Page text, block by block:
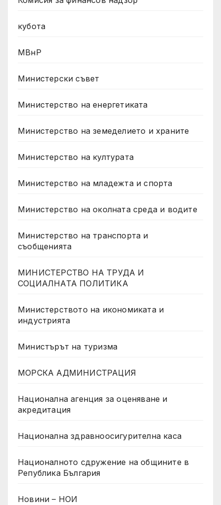
кубота
МВнР
Министерски съвет
Министерство на енергетиката
Министерство на земеделието и храните
Министерство на културата
Министерство на младежта и спорта
Министерство на околната среда и водите
Министерство на транспорта и
съобщенията
МИНИСТЕРСТВО НА ТРУДА И
СОЦИАЛНАТА ПОЛИТИКА
Министерството на икономиката и
индустрията
Министърът на туризма
МОРСКА АДМИНИСТРАЦИЯ
Национална агенция за оценяване и
акредитация
Национална здравноосигурителна каса
Националното сдружение на общините в
Република България
Новини – НОИ